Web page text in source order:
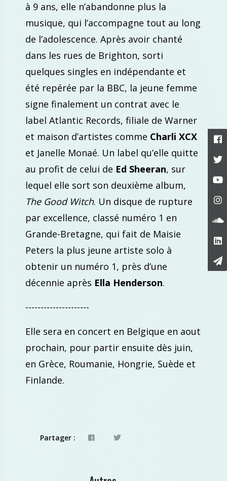
à 9 ans, elle n’abandonne plus la
musique, qui l’accompagne tout au long
de l’adolescence. Après avoir chanté
dans les rues de Brighton, sorti
quelques singles en indépendante et
été repérée par la BBC, la jeune femme
signe finalement un contrat avec le
label Atlantic Records, filiale de Warner
et maison d’artistes comme Charli XCX
et Janelle Monaé. Un label qu’elle quitte
au profit de celui de Ed Sheeran, sur
lequel elle sort son deuxième album,
The Good Witch. Un disque de rupture
par excellence, classé numéro 1 en
Grande-Bretagne, qui fait de Maisie
Peters la plus jeune artiste solo à
obtenir un numéro 1, près d’une
décennie après Ella Henderson.
---------------------
Elle sera en concert en Belgique en aout
prochain, pour partir ensuite dès juin,
en Grèce, Roumanie, Hongrie, Suède et
Finlande.
Partager :